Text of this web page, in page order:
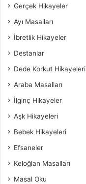
Gerçek Hikayeler
Ayı Masalları
İbretlik Hikayeler
Destanlar
Dede Korkut Hikayeleri
Araba Masalları
İlginç Hikayeler
Aşk Hikayeleri
Bebek Hikayeleri
Efsaneler
Keloğlan Masalları
Masal Oku